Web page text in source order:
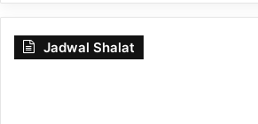
Jadwal Shalat